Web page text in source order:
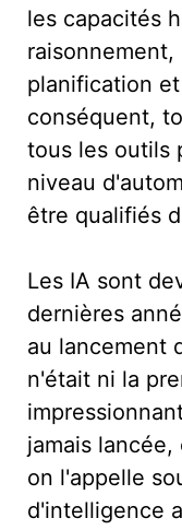
les capacités
raisonnement,
planification
conséquent,
tous les outils
niveau
être qualifiés
Les IA sont
dernières
au lancement
n'était ni la
jamais
on l'appelle
d'intelligence